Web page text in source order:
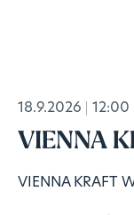
18.9.2026 12:00
VIENNA
VIENNA KRAFT